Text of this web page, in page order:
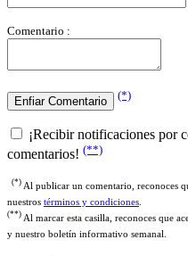
comentarios!(**)
nuestrostérminos y condiciones.
Al marcar esta casilla, reconoces que
y nuestro boletín informativo semanal.